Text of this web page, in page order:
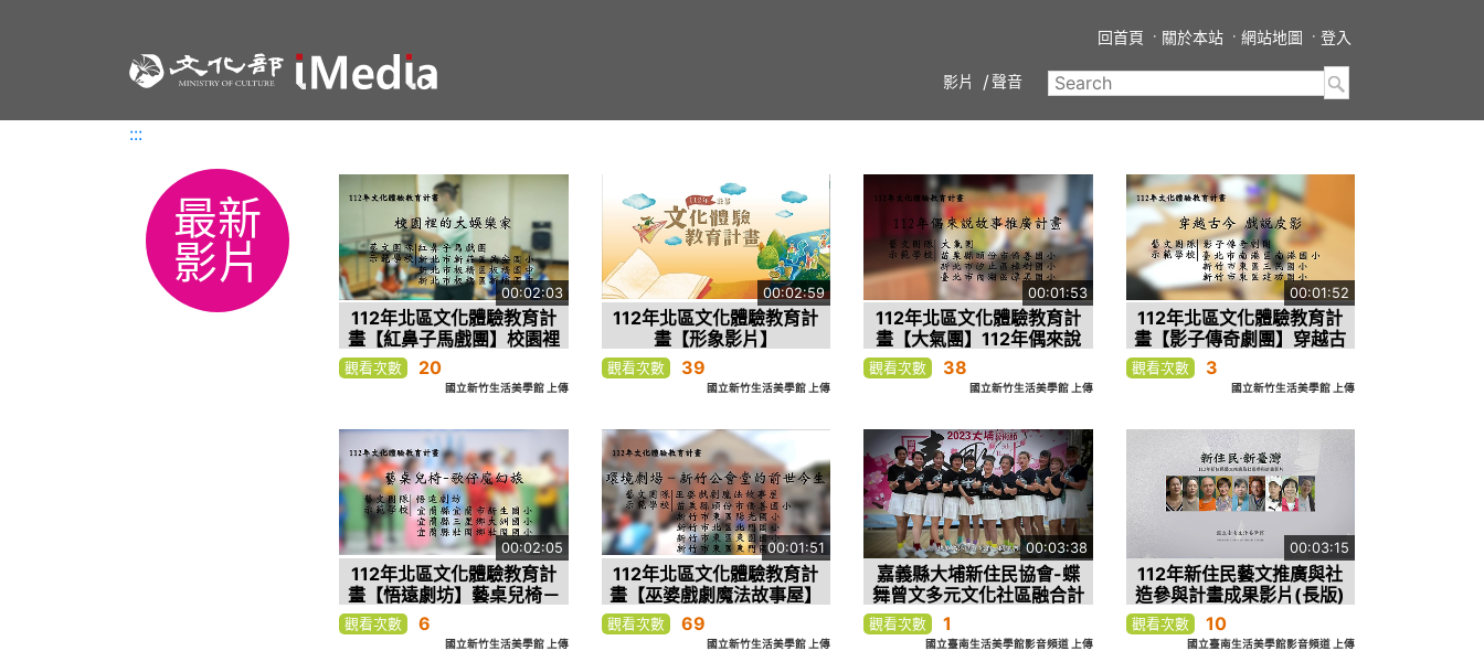
:::
回首頁 關於本站 網站地圖 登入
影片 聲音
:::
最新
影片
00:02:03
112年北區文化體驗教育計
畫【紅鼻子馬戲團】校園裡
的大娛樂家–推廣類
觀看次數 20
國立新竹生活美學館 上傳
00:02:59
112年北區文化體驗教育計
畫【形象影片】
觀看次數 39
國立新竹生活美學館 上傳
00:01:53
112年北區文化體驗教育計
畫【大氣團】112年偶來說
故事推廣計畫–推廣類
觀看次數 38
國立新竹生活美學館 上傳
00:01:52
112年北區文化體驗教育計
畫【影子傳奇劇團】穿越古
今 戲說皮影–推廣類
觀看次數 3
國立新竹生活美學館 上傳
00:02:05
112年北區文化體驗教育計
畫【悟遠劇坊】藝桌兒椅－
歌仔魔幻旅–推廣類
觀看次數 6
國立新竹生活美學館 上傳
00:01:51
112年北區文化體驗教育計
畫【巫婆戲劇魔法故事屋】
環境劇場－新竹公會堂的前
世今生–推廣類
觀看次數 69
國立新竹生活美學館 上傳
00:03:38
嘉義縣大埔新住民協會-蝶
舞曾文多元文化社區融合計
觀看次數 1
國立臺南生活美學館影音頻道 上傳
00:03:15
112年新住民藝文推廣與社
造參與計畫成果影片(長版)
觀看次數 10
國立臺南生活美學館影音頻道 上傳